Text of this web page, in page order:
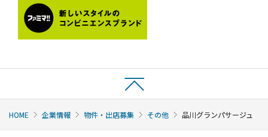
HOME 企業情報 物件・出店募集 その他 品川グランパサージュ